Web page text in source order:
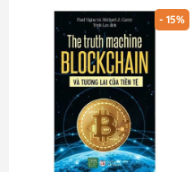
được cái nhìn tổng quan
IELTS từ đó lên kế hoạch
- Sau khi ghi nhớ được 12
thêm 5 bài luyện tập thực
đương những bài thi thực
câu hỏi để đảm bảo giúp
bài thi IELTS Reading.
- 15%